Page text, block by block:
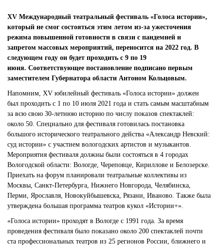
XV Международный театральный фестиваль «Голоса истории»,
который не смог состояться этим летом из-за ужесточения
режима повышенной готовности в связи с пандемией и
запретом массовых мероприятий, переносится на 2022 год. В
следующем году он будет проходить с 9 по 19
июня. Соответствующее постановление подписано первым
заместителем Губернатора области Антоном Кольцовым.
Напомним, XV юбилейный фестиваль «Голоса истории» должен
был проходить с 1 по 10 июля 2021 года и стать самым масштабным
за всю свою 30-летнюю историю по числу показов спектаклей:
около 50. Специально для фестиваля готовилась постановка
большого исторического театрального действа «Александр Невский:
суд истории» с участием вологодских артистов и музыкантов.
Мероприятия фестиваля должны были состояться в 4 городах
Вологодской области: Вологде, Череповце, Кириллове и Белозерске.
Приехать на форум планировали театральные коллективы из
Москвы, Санкт-Петербурга, Нижнего Новгорода, Челябинска,
Перми, Ярославля, Новокуйбышевска, Рязани, Иваново. Также была
утверждена большая программа театров кукол «Истории+».
«Голоса истории» проходят в Вологде с 1991 года. За время
проведения фестиваля было показано около 200 спектаклей почти
ста профессиональных театров из 25 регионов России, ближнего и